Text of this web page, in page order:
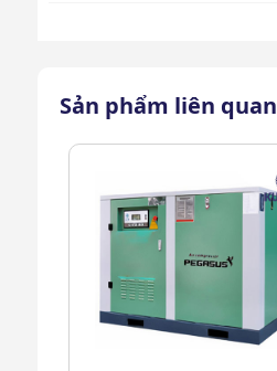
nén khí Puma.
Sản phẩm liên quan